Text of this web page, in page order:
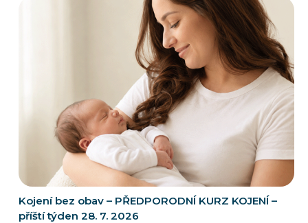
Kojení bez obav – PŘEDPORODNÍ KURZ KOJENÍ –
příští týden 28. 7. 2026